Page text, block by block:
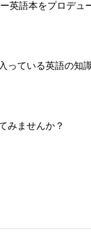
英語本をプロデ
ている英語の知
みませんか？